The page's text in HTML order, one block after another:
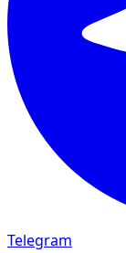
Telegram